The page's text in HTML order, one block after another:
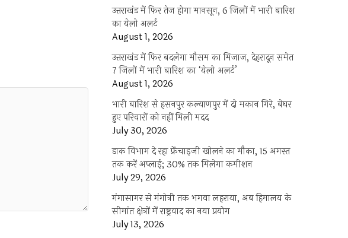
उत्तराखंड में फिर तेज होगा मानसून, 6 जिलों में भारी बारिश
का येलो अलर्ट
August 1, 2026
उत्तराखंड में फिर बदलेगा मौसम का मिजाज, देहरादून समेत
7 जिलों में भारी बारिश का ‘येलो अलर्ट’
August 1, 2026
भारी बारिश से हसनपुर कल्याणपुर में दो मकान गिरे, बेघर
हुए परिवारों को नहीं मिली मदद
July 30, 2026
डाक विभाग दे रहा फ्रेंचाइजी खोलने का मौका, 15 अगस्त
तक करें अप्लाई; 30% तक मिलेगा कमीशन
July 29, 2026
गंगासागर से गंगोत्री तक भगवा लहराया, अब हिमालय के
सीमांत क्षेत्रों में राष्ट्रवाद का नया प्रयोग
July 13, 2026